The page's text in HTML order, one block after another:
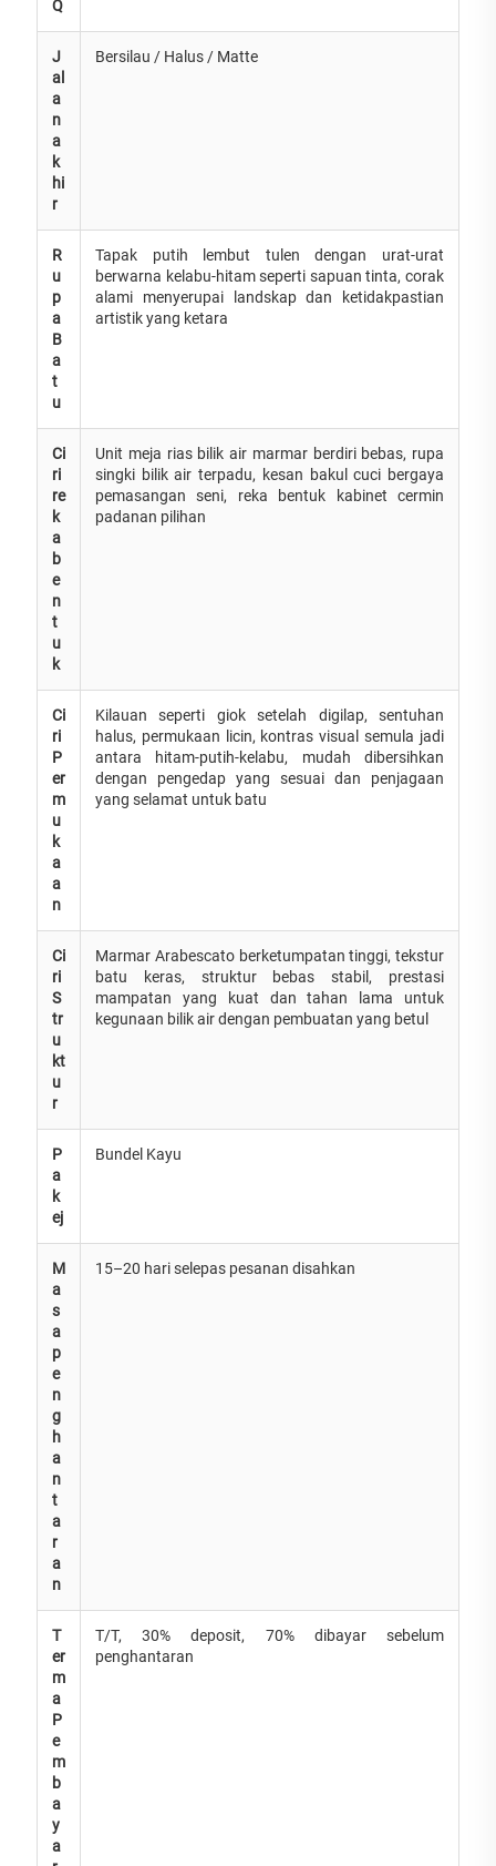
Q
J
al
a
n
a
k
hi
r
Bersilau / Halus / Matte
R
u
p
a
B
a
t
u
Tapak putih lembut tulen dengan urat-urat
berwarna kelabu-hitam seperti sapuan tinta, corak
alami menyerupai landskap dan ketidakpastian
artistik yang ketara
Ci
ri
re
k
a
b
e
n
t
u
k
Unit meja rias bilik air marmar berdiri bebas, rupa
singki bilik air terpadu, kesan bakul cuci bergaya
pemasangan seni, reka bentuk kabinet cermin
padanan pilihan
Ci
ri
P
er
m
u
k
a
a
n
Kilauan seperti giok setelah digilap, sentuhan
halus, permukaan licin, kontras visual semula jadi
antara hitam-putih-kelabu, mudah dibersihkan
dengan pengedap yang sesuai dan penjagaan
yang selamat untuk batu
Ci
ri
S
tr
u
kt
u
r
Marmar Arabescato berketumpatan tinggi, tekstur
batu keras, struktur bebas stabil, prestasi
mampatan yang kuat dan tahan lama untuk
kegunaan bilik air dengan pembuatan yang betul
P
a
k
ej
Bundel Kayu
M
a
s
a
p
e
n
g
h
a
n
t
a
r
a
n
15–20 hari selepas pesanan disahkan
T
er
m
a
P
e
m
b
a
y
a
T/T, 30% deposit, 70% dibayar sebelum
penghantaran